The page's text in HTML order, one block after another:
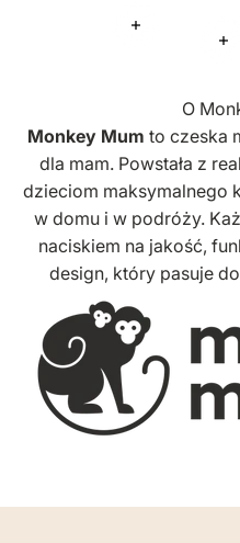
Więcej
O
Monkey Mum to czeska
dla mam. Powstała z
dzieciom maksymalnego
w domu i w podróży.
naciskiem na jakość,
design, który pasuje